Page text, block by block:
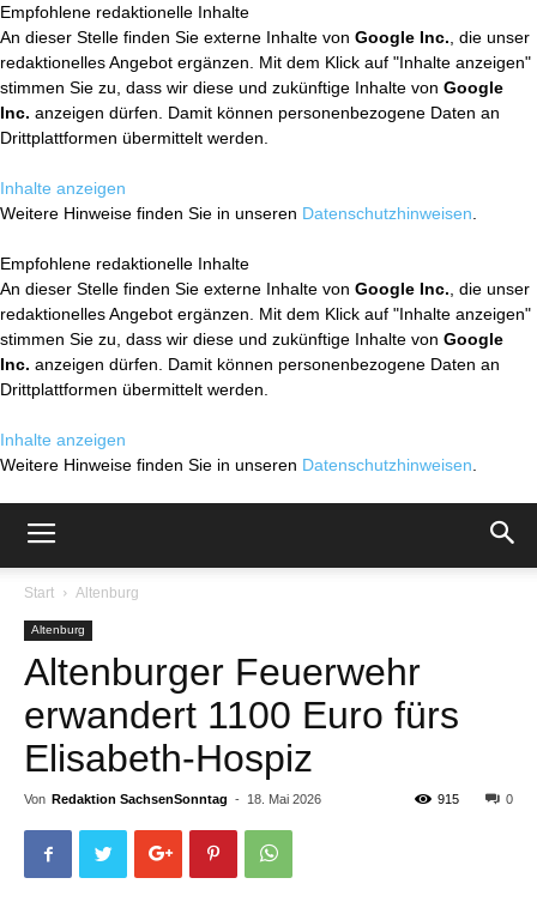
Empfohlene redaktionelle Inhalte
An dieser Stelle finden Sie externe Inhalte von Google Inc. , die unser
redaktionelles Angebot ergänzen. Mit dem Klick auf "Inhalte anzeigen"
stimmen Sie zu, dass wir diese und zukünftige Inhalte von Google
Inc. anzeigen dürfen. Damit können personenbezogene Daten an
Drittplattformen übermittelt werden.
Inhalte anzeigen
Weitere Hinweise finden Sie in unseren Datenschutzhinweisen
Empfohlene redaktionelle Inhalte
An dieser Stelle finden Sie externe Inhalte von Google Inc. , die unser
redaktionelles Angebot ergänzen. Mit dem Klick auf "Inhalte anzeigen"
stimmen Sie zu, dass wir diese und zukünftige Inhalte von Google
Inc. anzeigen dürfen. Damit können personenbezogene Daten an
Drittplattformen übermittelt werden.
Inhalte anzeigen
Weitere Hinweise finden Sie in unseren Datenschutzhinweisen
Start Altenburg
Altenburg
Altenburger Feuerwehr
erwandert 1100 Euro fürs
Elisabeth-Hospiz
Von Redaktion SachsenSonntag - 18. Mai 2026 0
915